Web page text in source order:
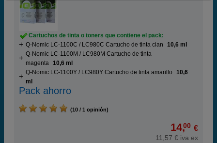
Cartuchos de tinta o toners que contiene el pack:
Q-Nomic LC-1100C / LC980C Cartucho de tinta cian
10,6 ml
Q-Nomic LC-1100M / LC980M Cartucho de tinta
magenta 10,6 ml
Q-Nomic LC-1100Y / LC980Y Cartucho de tinta amarillo
10,6
ml
Pack ahorro
(10 / 1 opinión)
14,00 €
11,57 € iva ex